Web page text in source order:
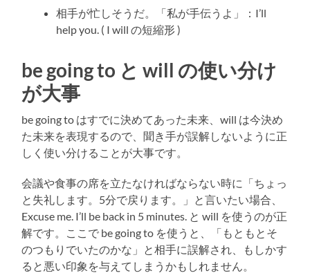
相手が忙しそうだ。「私が手伝うよ」：I’ll
help you. ( I will の短縮形 )
be going to と will の使い分け
が大事
be going to はすでに決めてあった未来、will は今決め
た未来を表現するので、聞き手が誤解しないように正
しく使い分けることが大事です。
会議や食事の席を立たなければならない時に「ちょっ
と失礼します。5分で戻ります。」と言いたい場合、
Excuse me. I’ll be back in 5 minutes. と will を使うのが正
解です。ここで be going to を使うと、「もともとそ
のつもりでいたのかな」と相手に誤解され、もしかす
ると悪い印象を与えてしまうかもしれません。